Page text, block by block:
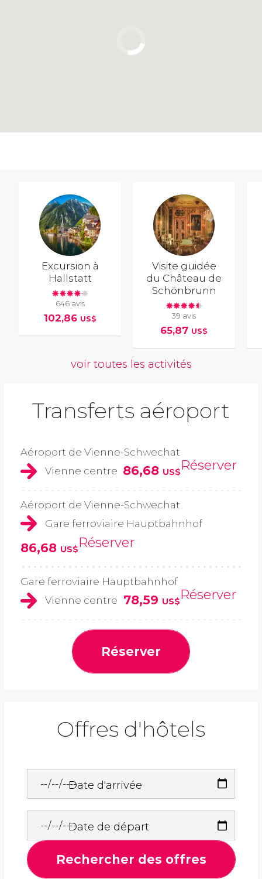
Excursion à
Hallstatt
646 avis
102,86 US$
Visite guidée
du Château de
Schönbrunn
39 avis
65,87 US$
voir toutes les activités
Transferts aéroport
Aéroport de Vienne-Schwechat
Vienne centre 86,68 US$Réserver
Aéroport de Vienne-Schwechat
Gare ferroviaire Hauptbahnhof
86,68 US$Réserver
Gare ferroviaire Hauptbahnhof
Vienne centre 78,59 US$Réserver
Réserver
Offres d'hôtels
Date d'arrivée
Date de départ
Rechercher des offres